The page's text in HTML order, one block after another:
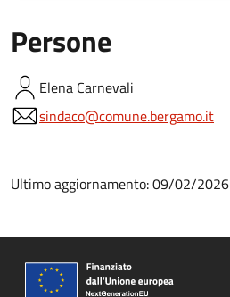
Persone
Elena Carnevali
sindaco@comune.bergamo.it
Ultimo aggiornamento: 09/02/2026